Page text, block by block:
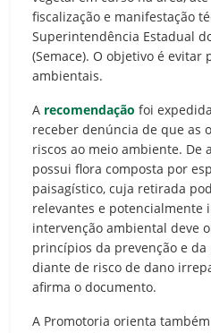
fiscalização e manifestação
Superintendência Estadual
(Semace). O objetivo é evitar
ambientais.
A recomendação foi
receber denúncia de que as
riscos ao meio ambiente. De
possui flora composta por
paisagístico, cuja retirada
relevantes e potencialmente
intervenção ambiental deve
princípios da prevenção e
diante de risco de dano
afirma o documento.
A Promotoria orienta